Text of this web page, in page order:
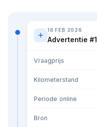
16 FEB 2026
Advertentie #1
Vraagprijs
Kilometerstand
Periode online
Bron